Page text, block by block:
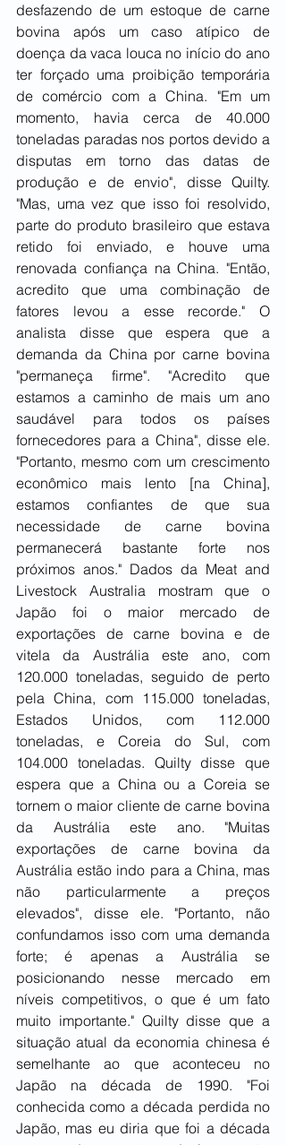
desfazendo de um estoque de carne
bovina após um caso atípico de
doença da vaca louca no início do ano
ter forçado uma proibição temporária
de comércio com a China. "Em um
momento, havia cerca de 40.000
toneladas paradas nos portos devido a
disputas em torno das datas de
produção e de envio", disse Quilty.
"Mas, uma vez que isso foi resolvido,
parte do produto brasileiro que estava
retido foi enviado, e houve uma
renovada confiança na China. "Então,
acredito que uma combinação de
fatores levou a esse recorde." O
analista disse que espera que a
demanda da China por carne bovina
"permaneça firme". "Acredito que
estamos a caminho de mais um ano
saudável para todos os países
fornecedores para a China", disse ele.
"Portanto, mesmo com um crescimento
econômico mais lento [na China],
estamos confiantes de que sua
necessidade de carne bovina
permanecerá bastante forte nos
próximos anos." Dados da Meat and
Livestock Australia mostram que o
Japão foi o maior mercado de
exportações de carne bovina e de
vitela da Austrália este ano, com
120.000 toneladas, seguido de perto
pela China, com 115.000 toneladas,
Estados Unidos, com 112.000
toneladas, e Coreia do Sul, com
104.000 toneladas. Quilty disse que
espera que a China ou a Coreia se
tornem o maior cliente de carne bovina
da Austrália este ano. "Muitas
exportações de carne bovina da
Austrália estão indo para a China, mas
não particularmente a preços
elevados", disse ele. "Portanto, não
confundamos isso com uma demanda
forte; é apenas a Austrália se
posicionando nesse mercado em
níveis competitivos, o que é um fato
muito importante." Quilty disse que a
situação atual da economia chinesa é
semelhante ao que aconteceu no
Japão na década de 1990. "Foi
conhecida como a década perdida no
Japão, mas eu diria que foi a década